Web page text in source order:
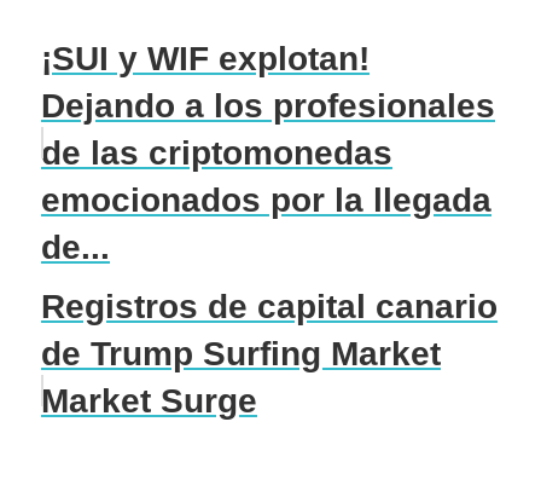
¡SUI y WIF explotan!
Dejando a los profesionales
de las criptomonedas
emocionados por la llegada
de...
Registros de capital canario
de Trump Surfing Market
Market Surge